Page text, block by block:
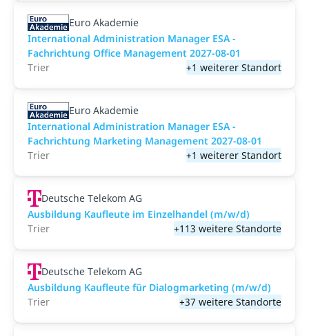
Euro Akademie
International Administration Manager ESA -
Fachrichtung Office Management 2027-08-01
Trier
+1 weiterer Standort
Euro Akademie
International Administration Manager ESA -
Fachrichtung Marketing Management 2027-08-01
Trier
+1 weiterer Standort
Deutsche Telekom AG
Ausbildung Kaufleute im Einzelhandel (m/w/d)
Trier
+113 weitere Standorte
Deutsche Telekom AG
Ausbildung Kaufleute für Dialogmarketing (m/w/d)
Trier
+37 weitere Standorte